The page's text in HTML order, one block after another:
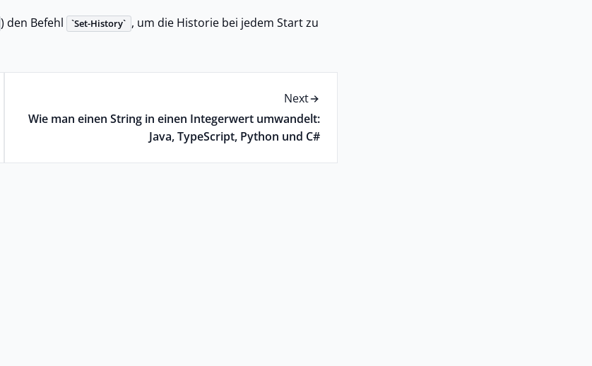
) den Befehl Set-History
, um die Historie bei jedem Start zu
Next
Wie man einen String in einen Integerwert umwandelt:
Java, TypeScript, Python und C#